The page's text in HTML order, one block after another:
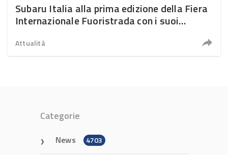
Subaru Italia alla prima edizione della Fiera
Internazionale Fuoristrada con i suoi
Attualità
Categorie
News 4703